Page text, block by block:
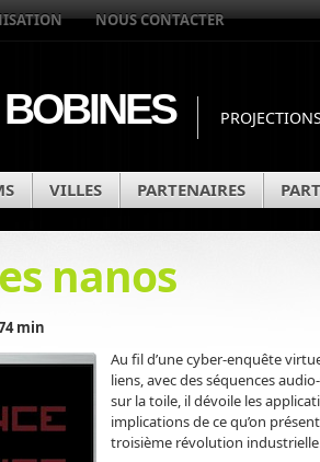
NOUS CONTACTER
VILLES PARTENAIRES
nanos
min
Au fil d’une cyber-enquête
liens, avec des séquences
sur la toile, il dévoile les
implications de ce qu’on
troisième révolution